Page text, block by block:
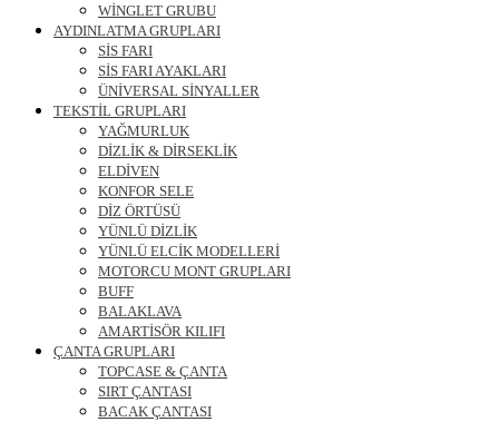
WİNGLET GRUBU
AYDINLATMA GRUPLARI
SİS FARI
SİS FARI AYAKLARI
ÜNİVERSAL SİNYALLER
TEKSTİL GRUPLARI
YAĞMURLUK
DİZLİK & DİRSEKLİK
ELDİVEN
KONFOR SELE
DİZ ÖRTÜSÜ
YÜNLÜ DİZLİK
YÜNLÜ ELCİK MODELLERİ
MOTORCU MONT GRUPLARI
BUFF
BALAKLAVA
AMARTİSÖR KILIFI
ÇANTA GRUPLARI
TOPCASE & ÇANTA
SIRT ÇANTASI
BACAK ÇANTASI